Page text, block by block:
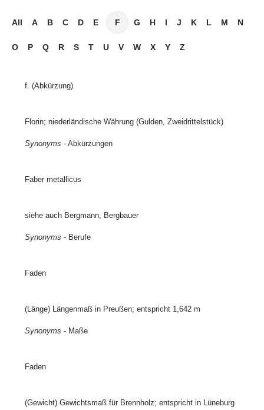
All A B C D E F G H I J K L M N
O P Q R S T U V W X Y Z
f. (Abkürzung)
Florin; niederländische Währung (Gulden, Zweidrittelstück)
Synonyms - Abkürzungen
Faber metallicus
siehe auch Bergmann, Bergbauer
Synonyms - Berufe
Faden
(Länge) Längenmaß in Preußen; entspricht 1,642 m
Synonyms - Maße
Faden
(Gewicht) Gewichtsmaß für Brennholz; entspricht in Lüneburg